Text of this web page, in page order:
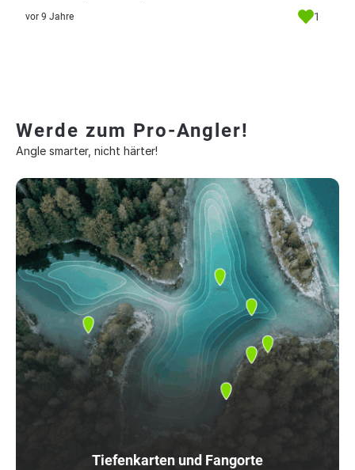
vor 9 Jahre 1
Werde zum Pro-Angler!
Angle smarter, nicht härter!
Tiefenkarten und Fangorte